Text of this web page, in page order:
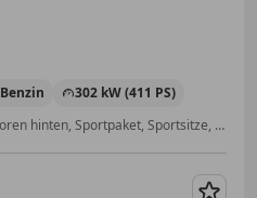
Benzin
302 kW (411 PS)
Sportfahrwerk, Einparkhilfe Sensoren hinten, Sportpaket, Sportsitze, Scheckheftgepflegt, Spoiler, Tagfahrlicht, Seitenairbag